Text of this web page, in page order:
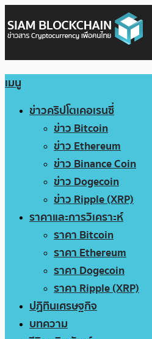
เมนู
ข่าวคริปโตเคอเรนซี่
ข่าว Bitcoin
ข่าว Ethereum
ข่าว Binance Coin
ข่าว Dogecoin
ข่าว Ripple (XRP)
ราคาและการวิเคราะห์
ราคา Bitcoin
ราคา Ethereum
ราคา Dogecoin
ราคา Ripple (XRP)
ปฏิทินเศรษฐกิจ
บทความ